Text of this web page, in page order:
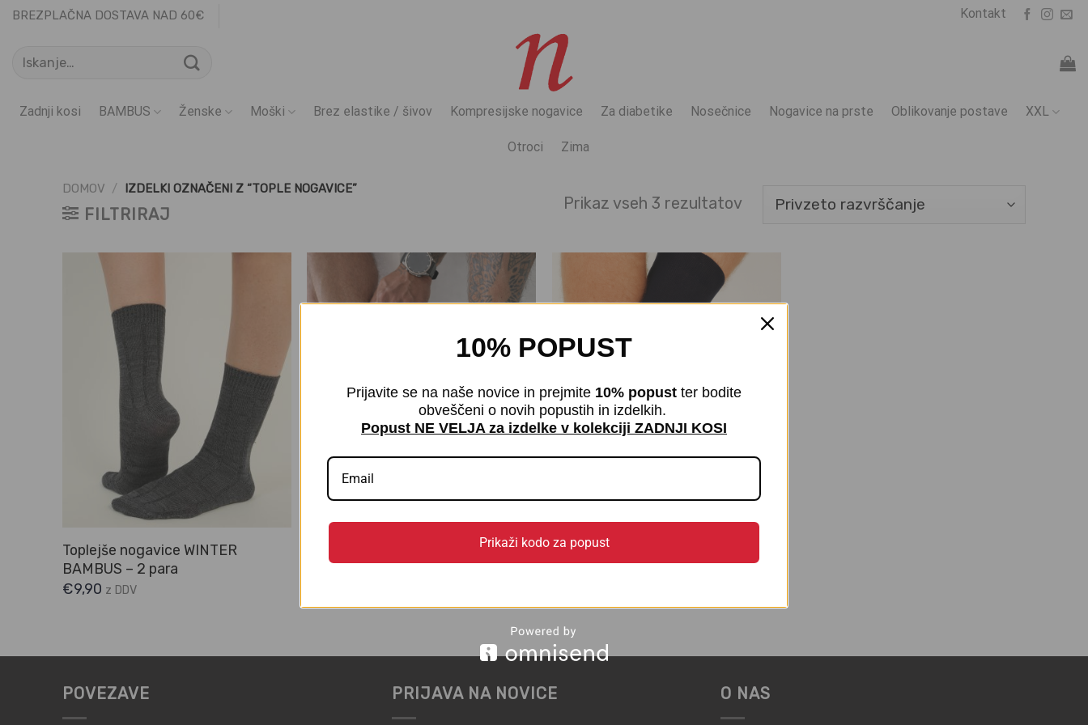
Skoči
vsebino
BREZPLAČNA DOSTAVA NAD 60€ Kontakt
Išči:
Zadnji kosi BAMBUS Ženske Moški Brez elastike / šivov Kompresijske nogavice Za diabetike Nosečnice Nogavice na prste Oblikovanje postave XXL
Otroci Zima
DOMOV / IZDELKI OZNAČENI Z “TOPLE NOGAVICE”
FILTRIRAJ
Prikaz vseh 3 rezultatov
Toplejše nogavice WINTER
BAMBUS – 2 para
€9,90 z DDV
Tople nogavice iz bambusa in
bombaža brez elastike in šivov
Termo nogavice s proti-drsnim
podplatom brez šivov – 2 para
POVEZAVE PRIJAVA NA NOVICE O NAS
10% POPUST
Prijavite se na naše novice in prejmite 10% popust ter bodite
obveščeni o novih popustih in izdelkih.
Popust NE VELJA za izdelke v kolekciji ZADNJI KOSI
Prikaži kodo za popust